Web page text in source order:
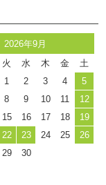
2026年9月
火 水 木 金
土
1
2 3 4
5
8 9 10 11
12
15 16 17 18
19
22 23 24 25
26
29 30